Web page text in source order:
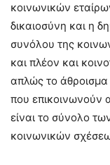
κοινωνικών
δικαιοσύνη και η
συνόλου της
και πλέον και
απλώς το
που επικοινωνούν
είναι το σύνολο
κοινωνικών